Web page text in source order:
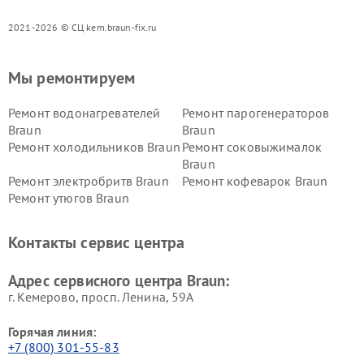
2021-2026 © СЦ kem.braun-fix.ru
Мы ремонтируем
Ремонт водонагревателей
Braun
Ремонт парогенераторов
Braun
Ремонт холодильников Braun Ремонт соковыжималок
Braun
Ремонт электробритв Braun
Ремонт кофеварок Braun
Ремонт утюгов Braun
Контакты сервис центра
Адрес сервисного центра Braun:
г. Кемерово, просп. Ленина, 59А
Горячая линия:
+7 (800) 301-55-83